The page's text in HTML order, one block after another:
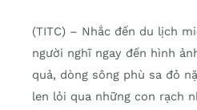
(TITC) – Nhắc đến du lịch
người nghĩ ngay đến hình
quả, dòng sông phù sa đỏ
len lỏi qua những con rạch